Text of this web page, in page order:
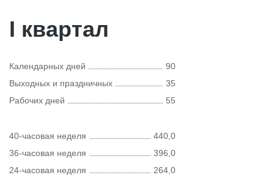
I квартал
Календарных дней
90
Выходных и праздничных
35
Рабочих дней
55
40-часовая неделя
440,0
36-часовая неделя
396,0
24-часовая неделя
264,0